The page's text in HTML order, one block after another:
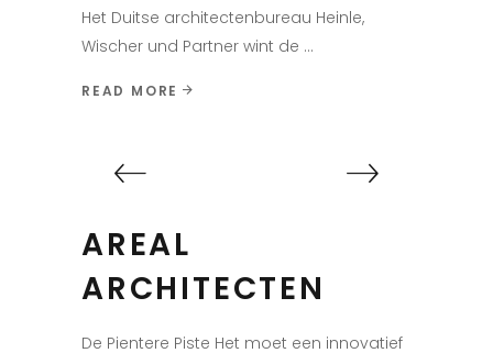
Het Duitse architectenbureau Heinle,
Wischer und Partner wint de
READ MORE
AREAL
ARCHITECTEN
De Pientere Piste Het moet een innovatief